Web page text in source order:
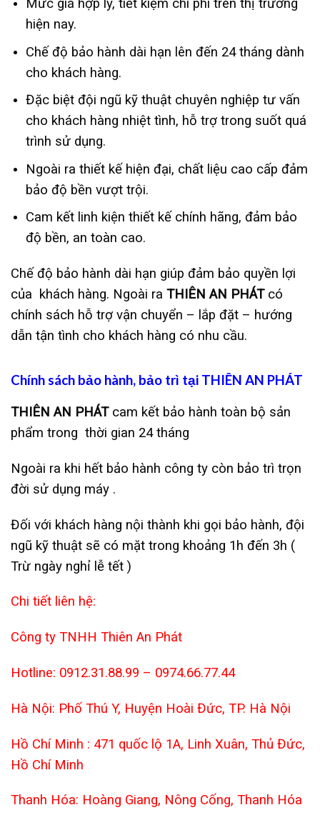
Mức giá hợp lý, tiết kiệm chi phí trên thị trường
hiện nay.
Chế độ bảo hành dài hạn lên đến 24 tháng dành
cho khách hàng.
Đặc biệt đội ngũ kỹ thuật chuyên nghiệp tư vấn
cho khách hàng nhiệt tình, hỗ trợ trong suốt quá
trình sử dụng.
Ngoài ra thiết kế hiện đại, chất liệu cao cấp đảm
bảo độ bền vượt trội.
Cam kết linh kiện thiết kế chính hãng, đảm bảo
độ bền, an toàn cao.
Chế độ bảo hành dài hạn giúp đảm bảo quyền lợi
của khách hàng. Ngoài ra THIÊN AN PHÁT có
chính sách hỗ trợ vận chuyển – lắp đặt – hướng
dẫn tận tình cho khách hàng có nhu cầu.
Chính sách bảo hành, bảo trì tại THIÊN AN PHÁT
THIÊN AN PHÁT cam kết bảo hành toàn bộ sản
phẩm trong thời gian 24 tháng
Ngoài ra khi hết bảo hành công ty còn bảo trì trọn
đời sử dụng máy .
Đối với khách hàng nội thành khi gọi bảo hành, đội
ngũ kỹ thuật sẽ có mặt trong khoảng 1h đến 3h (
Trừ ngày nghỉ lễ tết )
Chi tiết liên hệ:
Công ty TNHH Thiên An Phát
Hotline: 0912.31.88.99 – 0974.66.77.44
Hà Nội: Phố Thú Y, Huyện Hoài Đức, TP. Hà Nội
Hồ Chí Minh : 471 quốc lộ 1A, Linh Xuân, Thủ Đức,
Hồ Chí Minh
Thanh Hóa: Hoàng Giang, Nông Cống, Thanh Hóa